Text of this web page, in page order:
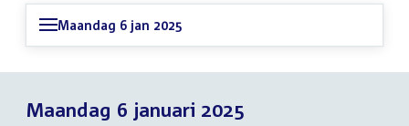
Maandag 6 jan 2025
Maandag 6 januari 2025